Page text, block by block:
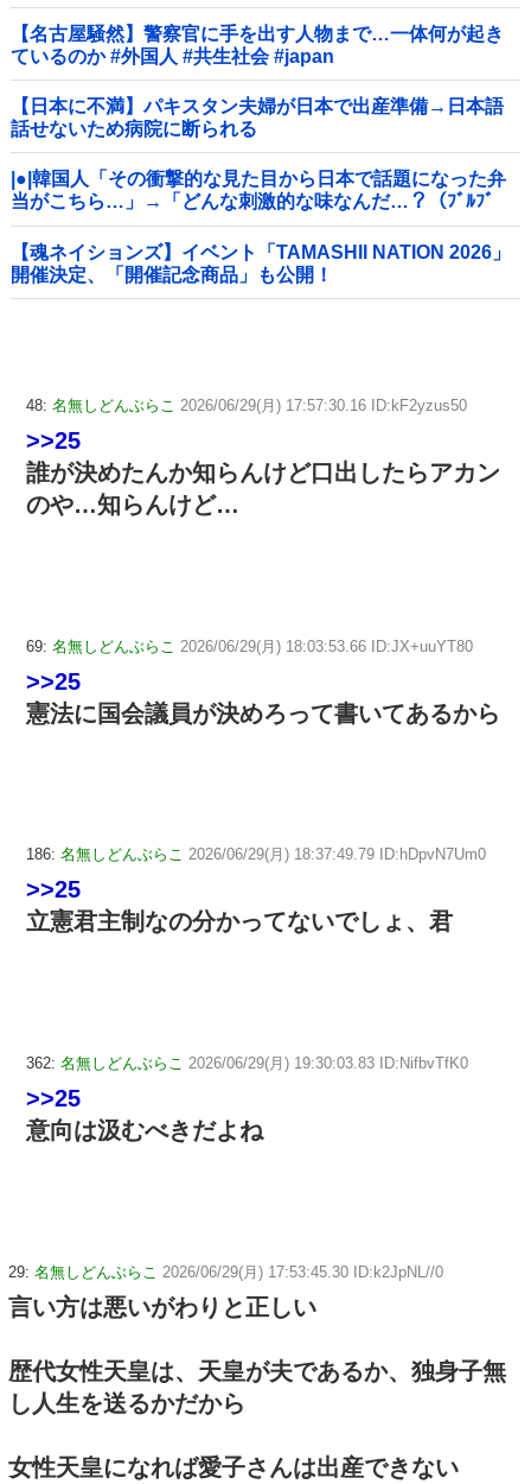
【名古屋騒然】警察官に手を出す人物まで…一体何が起き
ているのか #外国人 #共生社会 #japan
【日本に不満】パキスタン夫婦が日本で出産準備→日本語
話せないため病院に断られる
|●|韓国人「その衝撃的な見た目から日本で話題になった弁
当がこちら…」→「どんな刺激的な味なんだ…？（ﾌﾞﾙﾌﾞ
ﾙ」＝韓国の反応
【魂ネイションズ】イベント「TAMASHII NATION 2026」
開催決定、「開催記念商品」も公開！
48: 名無しどんぶらこ 2026/06/29(月) 17:57:30.16 ID:kF2yzus50
>>25
誰が決めたんか知らんけど口出したらアカン
のや…知らんけど…
69: 名無しどんぶらこ 2026/06/29(月) 18:03:53.66 ID:JX+uuYT80
>>25
憲法に国会議員が決めろって書いてあるから
186: 名無しどんぶらこ 2026/06/29(月) 18:37:49.79 ID:hDpvN7Um0
>>25
立憲君主制なの分かってないでしょ、君
362: 名無しどんぶらこ 2026/06/29(月) 19:30:03.83 ID:NifbvTfK0
>>25
意向は汲むべきだよね
29: 名無しどんぶらこ 2026/06/29(月) 17:53:45.30 ID:k2JpNL//0
言い方は悪いがわりと正しい
歴代女性天皇は、天皇が夫であるか、独身子無
し人生を送るかだから
女性天皇になれば愛子さんは出産できない